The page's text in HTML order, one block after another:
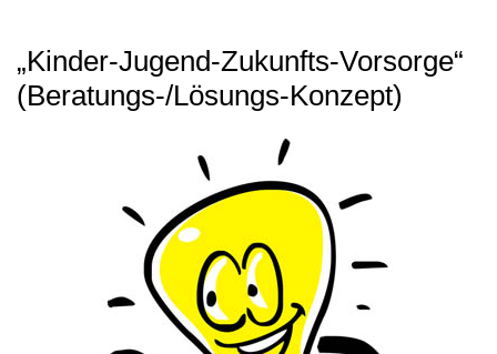
„Kinder-Jugend-Zukunfts-Vorsorge“
(Beratungs-/Lösungs-Konzept)